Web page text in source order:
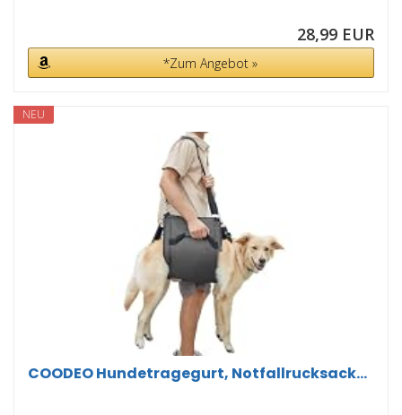
28,99 EUR
*Zum Angebot »
NEU
COODEO Hundetragegurt, Notfallrucksack...